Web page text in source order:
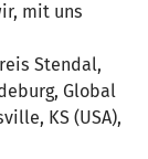
mit uns
Stendal,
Global
KS (USA),